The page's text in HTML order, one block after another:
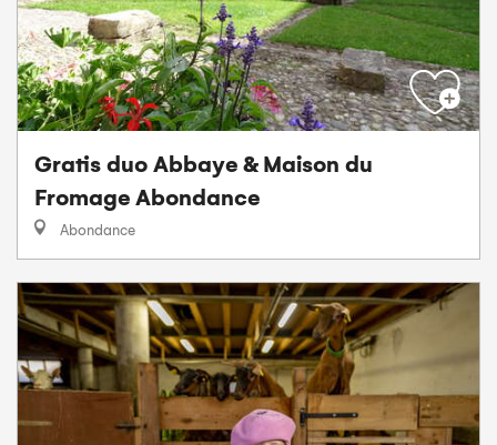
Gratis duo Abbaye & Maison du
Fromage Abondance
Abondance